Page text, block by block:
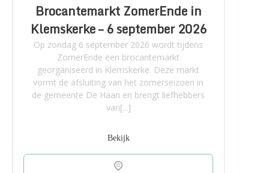
Brocantemarkt ZomerEnde in
Klemskerke – 6 september 2026
Op zondag 6 september 2026 wordt tijdens
ZomerEnde een brocantemarkt
georganiseerd in Klemskerke. Deze markt
vormt de afsluiting van het zomerseizoen in
de gemeente De Haan en brengt liefhebbers
van[...]
Bekijk